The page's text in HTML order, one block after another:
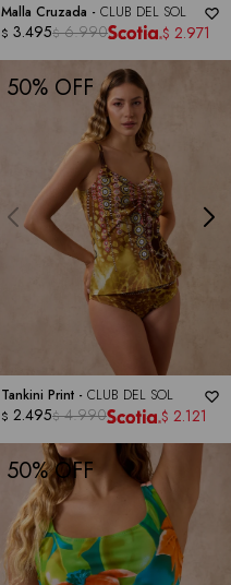
Malla Cruzada - CLUB DEL SOL
$ 3.495$ 6.990 $ 2.971
50
Tankini Print - CLUB DEL SOL
$ 2.495$ 4.990 $ 2.121
50